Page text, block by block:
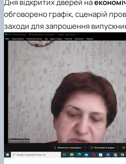
Дня відкритих дверей на
обговорено графік, сценарій
заходи для запрошення